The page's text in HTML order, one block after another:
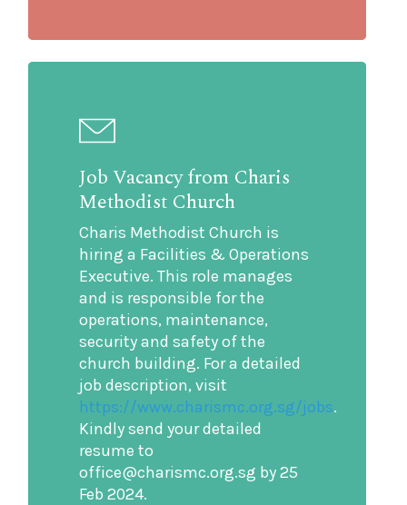
Job Vacancy from Charis
Methodist Church
Charis Methodist Church is
hiring a Facilities & Operations
Executive. This role manages
and is responsible for the
operations, maintenance,
security and safety of the
church building. For a detailed
job description, visit
https://www.charismc.org.sg/jobs.
Kindly send your detailed
resume to
office@charismc.org.sg by 25
Feb 2024.